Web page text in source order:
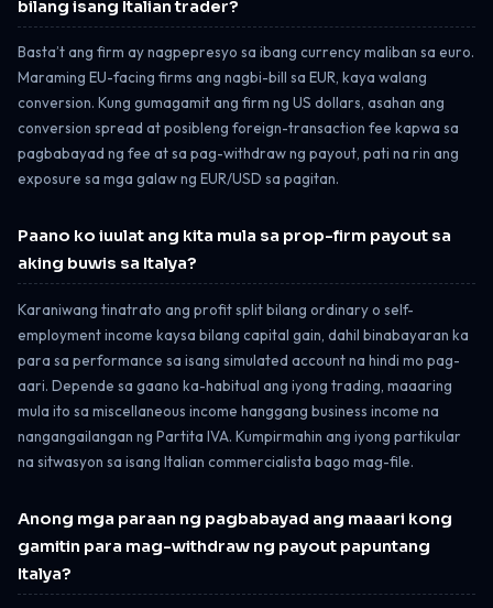
bilang isang Italian trader?
Basta’t ang firm ay nagpepresyo sa ibang currency maliban sa euro.
Maraming EU-facing firms ang nagbi-bill sa EUR, kaya walang
conversion. Kung gumagamit ang firm ng US dollars, asahan ang
conversion spread at posibleng foreign-transaction fee kapwa sa
pagbabayad ng fee at sa pag-withdraw ng payout, pati na rin ang
exposure sa mga galaw ng EUR/USD sa pagitan.
Paano ko iuulat ang kita mula sa prop-firm payout sa
aking buwis sa Italya?
Karaniwang tinatrato ang profit split bilang ordinary o self-
employment income kaysa bilang capital gain, dahil binabayaran ka
para sa performance sa isang simulated account na hindi mo pag-
aari. Depende sa gaano ka-habitual ang iyong trading, maaaring
mula ito sa miscellaneous income hanggang business income na
nangangailangan ng Partita IVA. Kumpirmahin ang iyong partikular
na sitwasyon sa isang Italian commercialista bago mag-file.
Anong mga paraan ng pagbabayad ang maaari kong
gamitin para mag-withdraw ng payout papuntang
Italya?